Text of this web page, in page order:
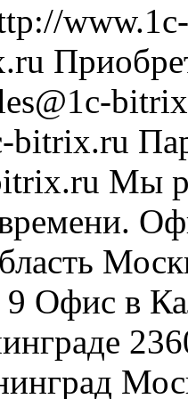
bitrix.ru
Мы
Офис в